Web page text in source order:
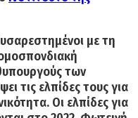
με τη
των
τις ελπίδες τους για
Οι ελπίδες για